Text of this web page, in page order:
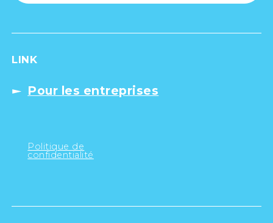
LINK
Pour les entreprises
Politique de
confidentialité